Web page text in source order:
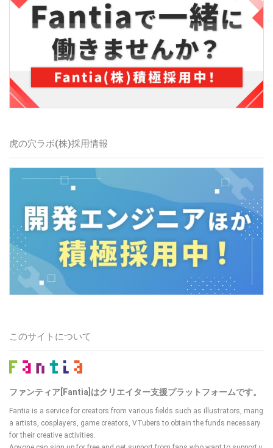
虎の穴ラボ(株)採用情報
このサイトについて
ファンティア[Fantia]はクリエイター支援プラットフォームです。
Fantia is a service for creators from various fields such as illustrators, mang
a artists, cosplayers, game creators, VTubers to obtain the funds necessary
for their creative activities.